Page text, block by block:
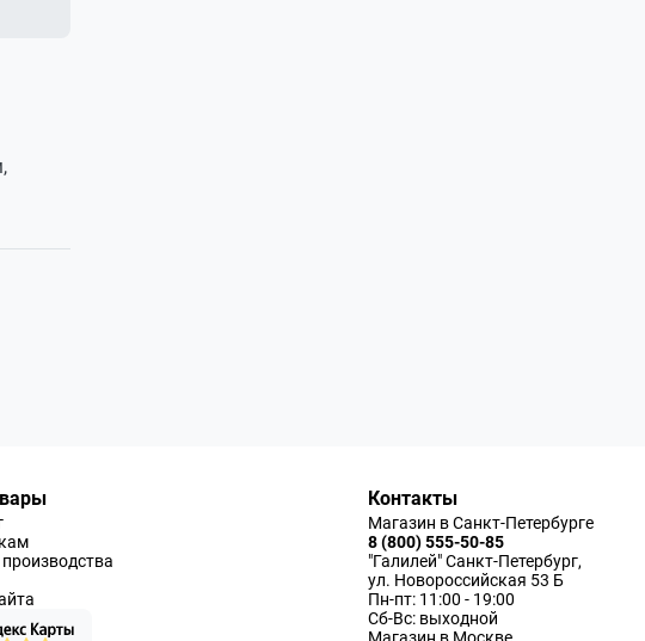
Контакты
Магазин в Санкт-Петербурге
8 (800) 555-50-85
"Галилей" Санкт-Петербург,
ул. Новороссийская 53 Б
Пн-пт: 11:00 - 19:00
Сб-Вс: выходной